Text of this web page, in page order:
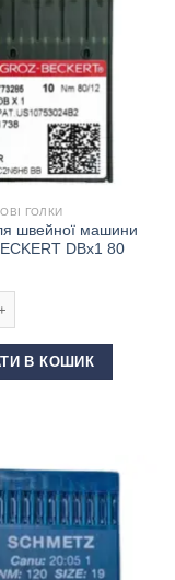
ГОЛКИ
швейної машини
DBx1 80
В КОШИК